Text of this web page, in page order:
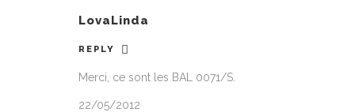
LovaLinda
REPLY
Merci, ce sont les BAL 0071/S.
22/05/2012